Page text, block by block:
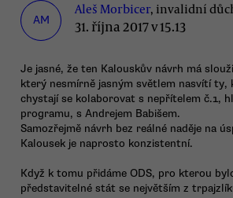
AM
Aleš Morbicer, invalidní
31. října 2017 v 15.13
Je jasné, že ten Kalouskův návrh má
který nesmírně jasným světlem nasvítí ty,
chystají se kolaborovat s nepřítelem č.1,
programu, s Andrejem Babišem.
Samozřejmě návrh bez reálné naděje na
Kalousek je naprosto konzistentní.
Když k tomu přidáme ODS, pro kterou
představitelné stát se největším z